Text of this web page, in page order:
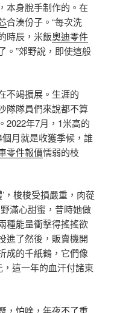
本身脫手制作的。在
合湊份子。“每次洗
時辰，米飯奧迪零件
。”郊野說，即使這般
不竭擴展。生涯的
隊隊員們來說都不算
2022年7月，1米高的
月就是收獲季候，誰
零件報價懦弱的枝
，梭梭受損嚴重，肉蓯
滿心甜蜜，昔時她做
種能量衝擊得搖搖欲
進了然後，販賣機開
成的千紙鶴，它們像
這一年的血汗付諸東
，怕啥，年夜不了重